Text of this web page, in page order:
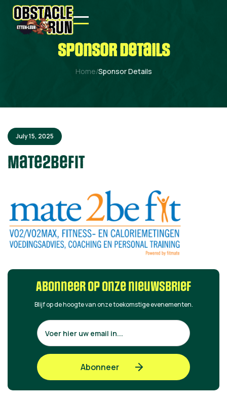
sponsor details
Home/Sponsor Details
July 15, 2025
Mate2befit
Abonneer op onze nieuwsbrief
Blijf op de hoogte van onze toekomstige evenementen.